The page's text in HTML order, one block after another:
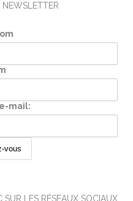
mail:
SUR LES RÉSEAUX SOCIAUX